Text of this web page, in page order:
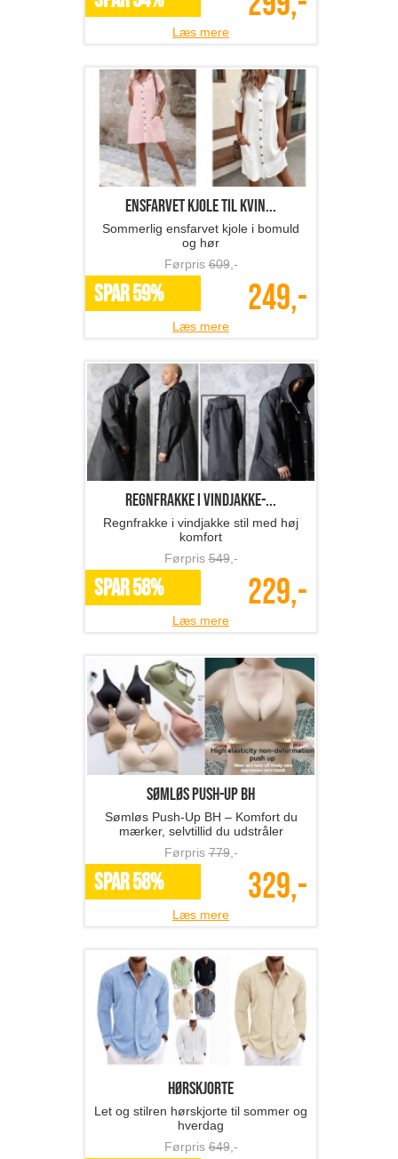
Læs mere
ensfarvet kjole til kvin...
Sommerlig ensfarvet kjole i bomuld
og hør
Førpris609,-
SPAR 59% 249,-
Læs mere
regnfrakke i vindjakke-...
Regnfrakke i vindjakke stil med høj
komfort
Førpris549,-
SPAR 58% 229,-
Læs mere
Sømløs Push-Up BH
Sømløs Push-Up BH – Komfort du
mærker, selvtillid du udstråler
Førpris779,-
SPAR 58% 329,-
Læs mere
hørskjorte
Let og stilren hørskjorte til sommer og
hverdag
Førpris649,-